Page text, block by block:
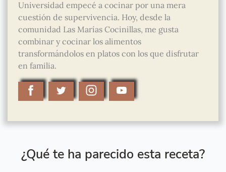
Universidad empecé a cocinar por una mera
cuestión de supervivencia. Hoy, desde la
comunidad Las Marías Cocinillas, me gusta
combinar y cocinar los alimentos
transformándolos en platos con los que disfrutar
en familia.
¿Qué te ha parecido esta receta?